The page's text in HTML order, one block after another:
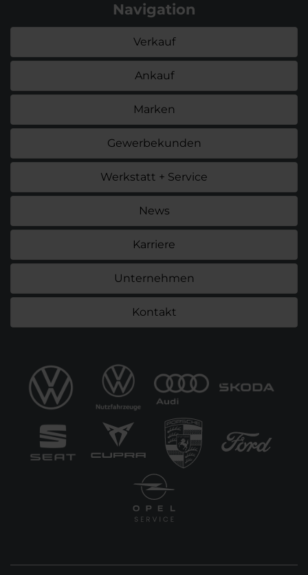
Navigation
Verkauf
Ankauf
Marken
Gewerbekunden
Werkstatt + Service
News
Karriere
Unternehmen
Kontakt